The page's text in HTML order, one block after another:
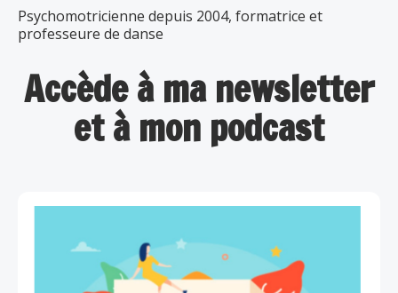
Psychomotricienne depuis 2004, formatrice et
professeure de danse
Accède à ma newsletter
et à mon podcast